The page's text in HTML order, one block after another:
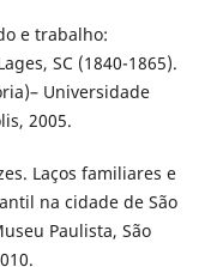
e trabalho:
SC (1840-1865).
Universidade
2005.
Laços familiares e
na cidade de São
Paulista, São